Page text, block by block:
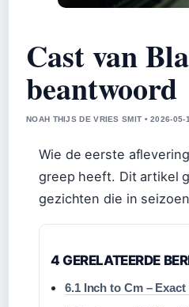
Cast van
beantwoord
NOAH THIJS DE VRIES SMIT • 2026-05-
Wie de eerste
greep heeft. Dit artikel
gezichten die in
4 GERELATEERDE
6.1 Inch to Cm –